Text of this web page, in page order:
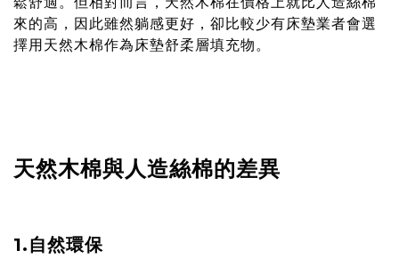
來的高，因此雖然躺感更好，卻比較少有床墊業者會選
擇用天然木棉作為床墊舒柔層填充物。
天然木棉與人造絲棉的差異
1.自然環保